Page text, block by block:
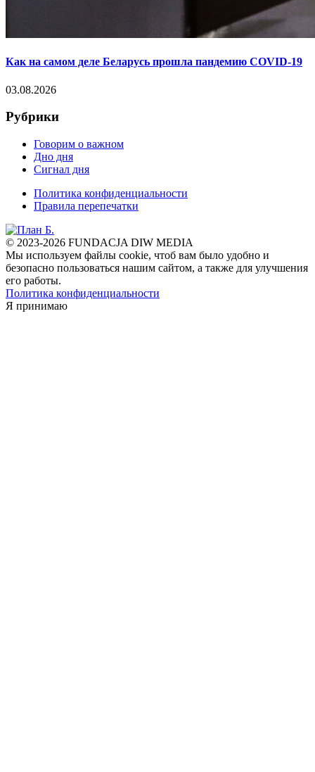
Как на самом деле Беларусь прошла пандемию COVID-19
03.08.2026
Рубрики
Говорим о важном
Дно дня
Сигнал дня
Политика конфиденциальности
Правила перепечатки
© 2023-2026 FUNDACJA DIW MEDIA
Мы используем файлы cookie, чтоб вам было удобно и
безопасно пользоваться нашим сайтом, а также для улучшения
его работы.
Политика конфиденциальности
Я принимаю